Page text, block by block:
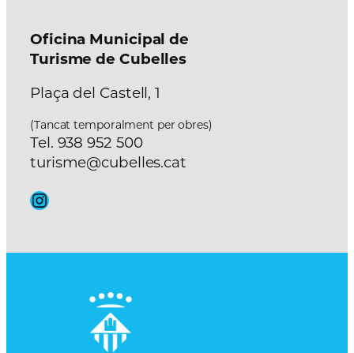
Oficina Municipal de
Turisme de Cubelles
Plaça del Castell, 1
(Tancat temporalment per obres)
Tel. 938 952 500
turisme@cubelles.cat
Instagram